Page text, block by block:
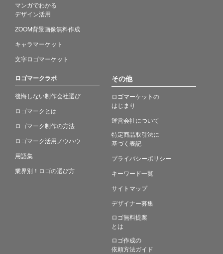
マンガでわかる
デザイン活用
ZOOM背景画像無料作成
キャラマーケット
文字ロゴマーケット
ロゴマークラボ
後悔しない制作会社選び
ロゴマークとは
ロゴマーク制作の方法
ロゴマーク活用ノウハウ
用語集
業界別！ロゴの選び方
その他
ロゴマーケットの
はじまり
運営会社について
特定商品取引法に
基づく表記
プライバシーポリシー
キーワード一覧
サイトマップ
デザイナー募集
ロゴ無料提案
とは
ロゴ作成の
依頼方法ガイド